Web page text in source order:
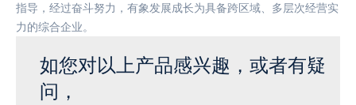
指导，经过奋斗努力，有象发展成长为具备跨区域、多层次经营实
力的综合企业。
如您对以上产品感兴趣，或者有疑
问，